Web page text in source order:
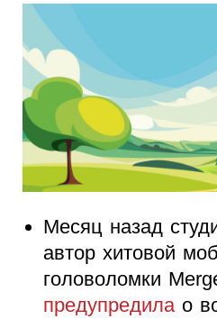
Месяц назад
автор хитовой
головоломки
предупредилао